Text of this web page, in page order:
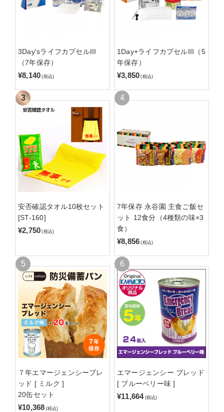
3Day'sライフカプセルIII
（7年保存）
¥8,140 (税込)
1Day+ライフカプセルIII（5
年保存）
¥3,850 (税込)
安否確認タオル10枚セット
[ST-160]
¥2,750 (税込)
7年保存 永谷園 主食ご飯セ
ット 12食分（4種類の味×3
食）
¥8,856 (税込)
７年エマージェンシーブレ
ッド [ ミルク ]
20缶セット
¥10,368 (税込)
エマージェンシー ブレッド
[ ブルーベリー味 ]
¥11,664 (税込)